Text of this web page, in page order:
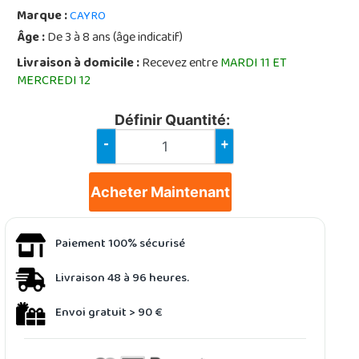
Marque :CAYRO
Âge :De 3 à 8 ans (âge indicatif)
Livraison à domicile :Recevez entreMARDI 11 ET
MERCREDI 12
Définir Quantité:
- +
Acheter Maintenant
Paiement 100% sécurisé
Livraison 48 à 96 heures.
Envoi gratuit > 90 €